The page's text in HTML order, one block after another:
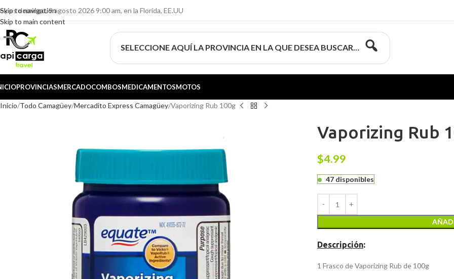
Skip to navigation
Skip to main content
es domingo, 9 agosto 2026 9:00 am, en la Florida, EE.UU
SELECCIONE AQUÍ LA PROVINCIA EN LA QUE DESEA BUSCAR…
PROVINCIASMERCADOCOMBOSMEDICAMENTOSMOTOS
Inicio Todo Camagüey Mercadito Express Camagüey Vaporizing Rub 100g
Vaporizing Rub
$4.99
47 disponibles
Descripción:
1 Frasco de Vaporizing Rub de 100g